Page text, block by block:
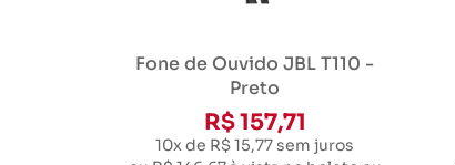
Fone de Ouvido JBL T110 -
Preto
R$ 157,71
10x de R$ 15,77sem juros